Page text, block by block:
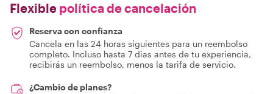
Flexible política de cancelación
Reserva con confianza
Cancela en las 24 horas siguientes para un reembolso
completo. Incluso hasta 7 días antes de tu experiencia,
recibirás un reembolso, menos la tarifa de servicio.
¿Cambio de planes?